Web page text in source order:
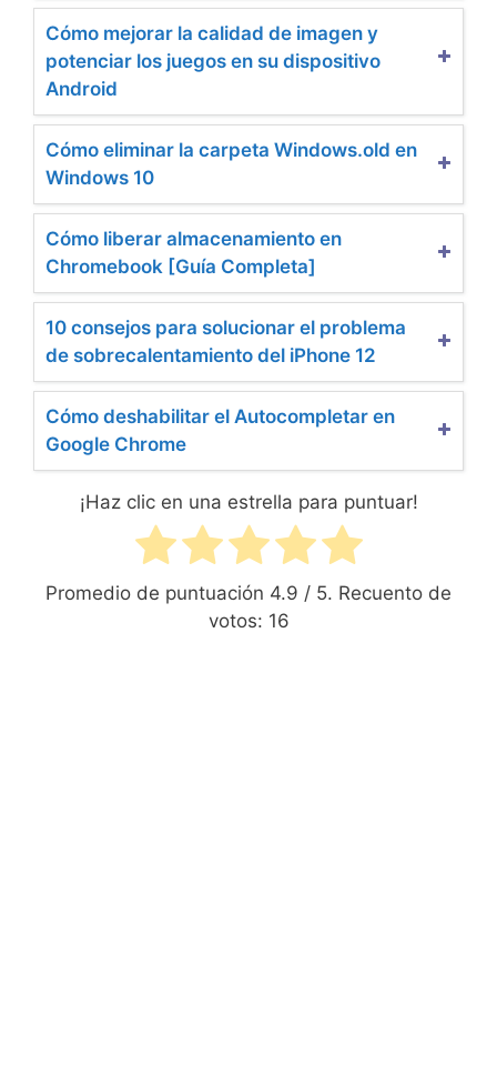
Cómo mejorar la calidad de imagen y
potenciar los juegos en su dispositivo
Android
Cómo eliminar la carpeta Windows.old en
Windows 10
Cómo liberar almacenamiento en
Chromebook [Guía Completa]
10 consejos para solucionar el problema
de sobrecalentamiento del iPhone 12
Cómo deshabilitar el Autocompletar en
Google Chrome
¡Haz clic en una estrella para puntuar!
Promedio de puntuación 4.9 / 5. Recuento de
votos: 16